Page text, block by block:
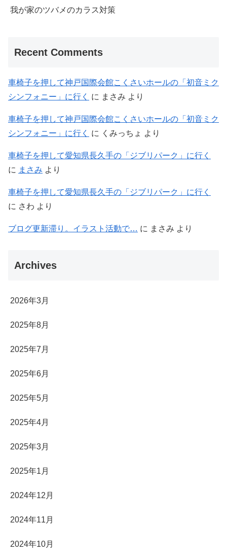
我が家のツバメのカラス対策
Recent Comments
車椅子を押して神戸国際会館こくさいホールの「初音ミク
シンフォニー」に行く
に まさみ より
車椅子を押して神戸国際会館こくさいホールの「初音ミク
シンフォニー」に行く
に くみっちょ より
車椅子を押して愛知県長久手の「ジブリパーク」に行く
に まさみ より
車椅子を押して愛知県長久手の「ジブリパーク」に行く
に さわ より
ブログ更新滞り。イラスト活動で… に まさみ より
Archives
2026年3月
2025年8月
2025年7月
2025年6月
2025年5月
2025年4月
2025年3月
2025年1月
2024年12月
2024年11月
2024年10月